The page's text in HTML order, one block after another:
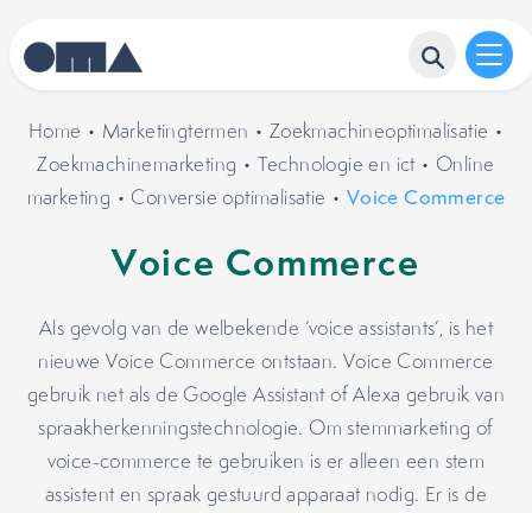
Home • Marketingtermen • Zoekmachineoptimalisatie •
Zoekmachinemarketing • Technologie en ict• Online
marketing • Conversie optimalisatie • Voice Commerce
Voice Commerce
Als gevolg van de welbekende ‘voice assistants’, is het
nieuwe Voice Commerce ontstaan. Voice Commerce
gebruik net als de Google Assistant of Alexa gebruik van
spraakherkenningstechnologie. Om stemmarketing of
voice-commerce te gebruiken is er alleen een stem
assistent en spraak gestuurd apparaat nodig. Er is de